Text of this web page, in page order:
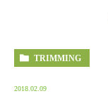
TRIMMING
2018.02.09